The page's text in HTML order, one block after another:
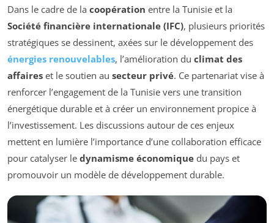
Dans le cadre de la coopération entre la Tunisie et la
Société financière internationale (IFC), plusieurs priorités
stratégiques se dessinent, axées sur le développement des
énergies renouvelables, l’amélioration du climat des
affaires et le soutien au secteur privé. Ce partenariat vise à
renforcer l’engagement de la Tunisie vers une transition
énergétique durable et à créer un environnement propice à
l’investissement. Les discussions autour de ces enjeux
mettent en lumière l’importance d’une collaboration efficace
pour catalyser le dynamisme économique du pays et
promouvoir un modèle de développement durable.